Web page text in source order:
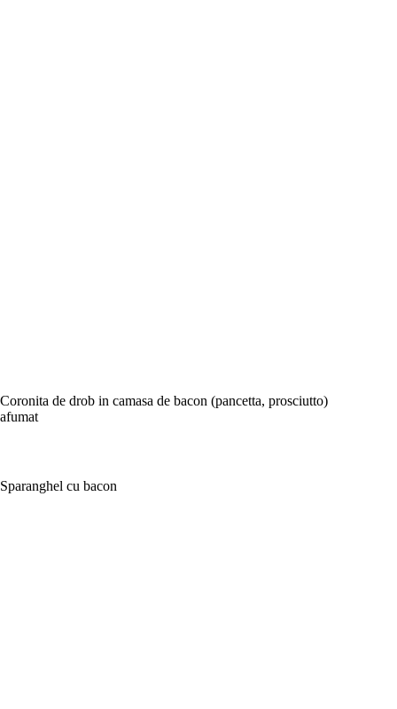
Coronita de drob in camasa de bacon (pancetta, prosciutto)
afumat
Sparanghel cu bacon